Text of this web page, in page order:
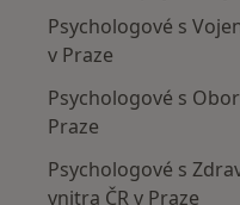
Psychologové s
v Praze
Psychologové s
Praze
Psychologové s
vnitra ČR v Praze